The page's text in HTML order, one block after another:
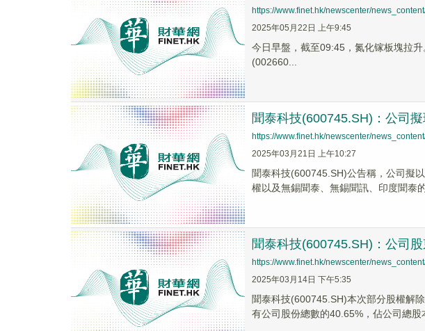
https://www.finet.hk/newscenter/
2025年05月22日 上午9:45
今日早盤，截至09:45，氮化镓板塊拉
(002660...
聞泰科技(600745.SH)：公司
https://www.finet.hk/newscenter/
2025年03月21日 上午10:27
聞泰科技(600745.SH)公告稱，公司擬
權以及無錫聞泰、無錫聞訊、印度聞泰
聞泰科技(600745.SH)：公司
https://www.finet.hk/newscenter/
2025年03月14日 下午5:35
聞泰科技(600745.SH)本次部分股權解
有公司股份總數的40.65%，佔公司總股